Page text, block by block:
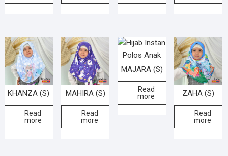
KHANZA (S)
Read
more
MAHIRA (S)
Read
more
MAJARA (S)
Read
more
ZAHA (S)
Read
more